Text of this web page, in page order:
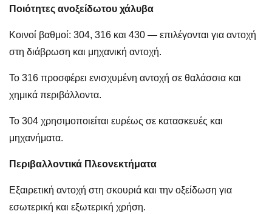
Ποιότητες ανοξείδωτου χάλυβα
Κοινοί βαθμοί: 304, 316 και 430 — επιλέγονται για αντοχή
στη διάβρωση και μηχανική αντοχή.
Το 316 προσφέρει ενισχυμένη αντοχή σε θαλάσσια και
χημικά περιβάλλοντα.
Το 304 χρησιμοποιείται ευρέως σε κατασκευές και
μηχανήματα.
Περιβαλλοντικά Πλεονεκτήματα
Εξαιρετική αντοχή στη σκουριά και την οξείδωση για
εσωτερική και εξωτερική χρήση.